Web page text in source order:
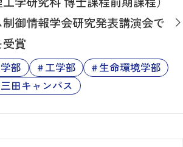
御情報学会研究発表講演会で
受賞
部 工学部
生命環境学部
田キャンパス